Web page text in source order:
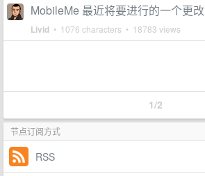
MobileMe 最近将要进行的一个更改
Livid • 1076 characters • 18783 views
1/2
节点订阅方式
RSS